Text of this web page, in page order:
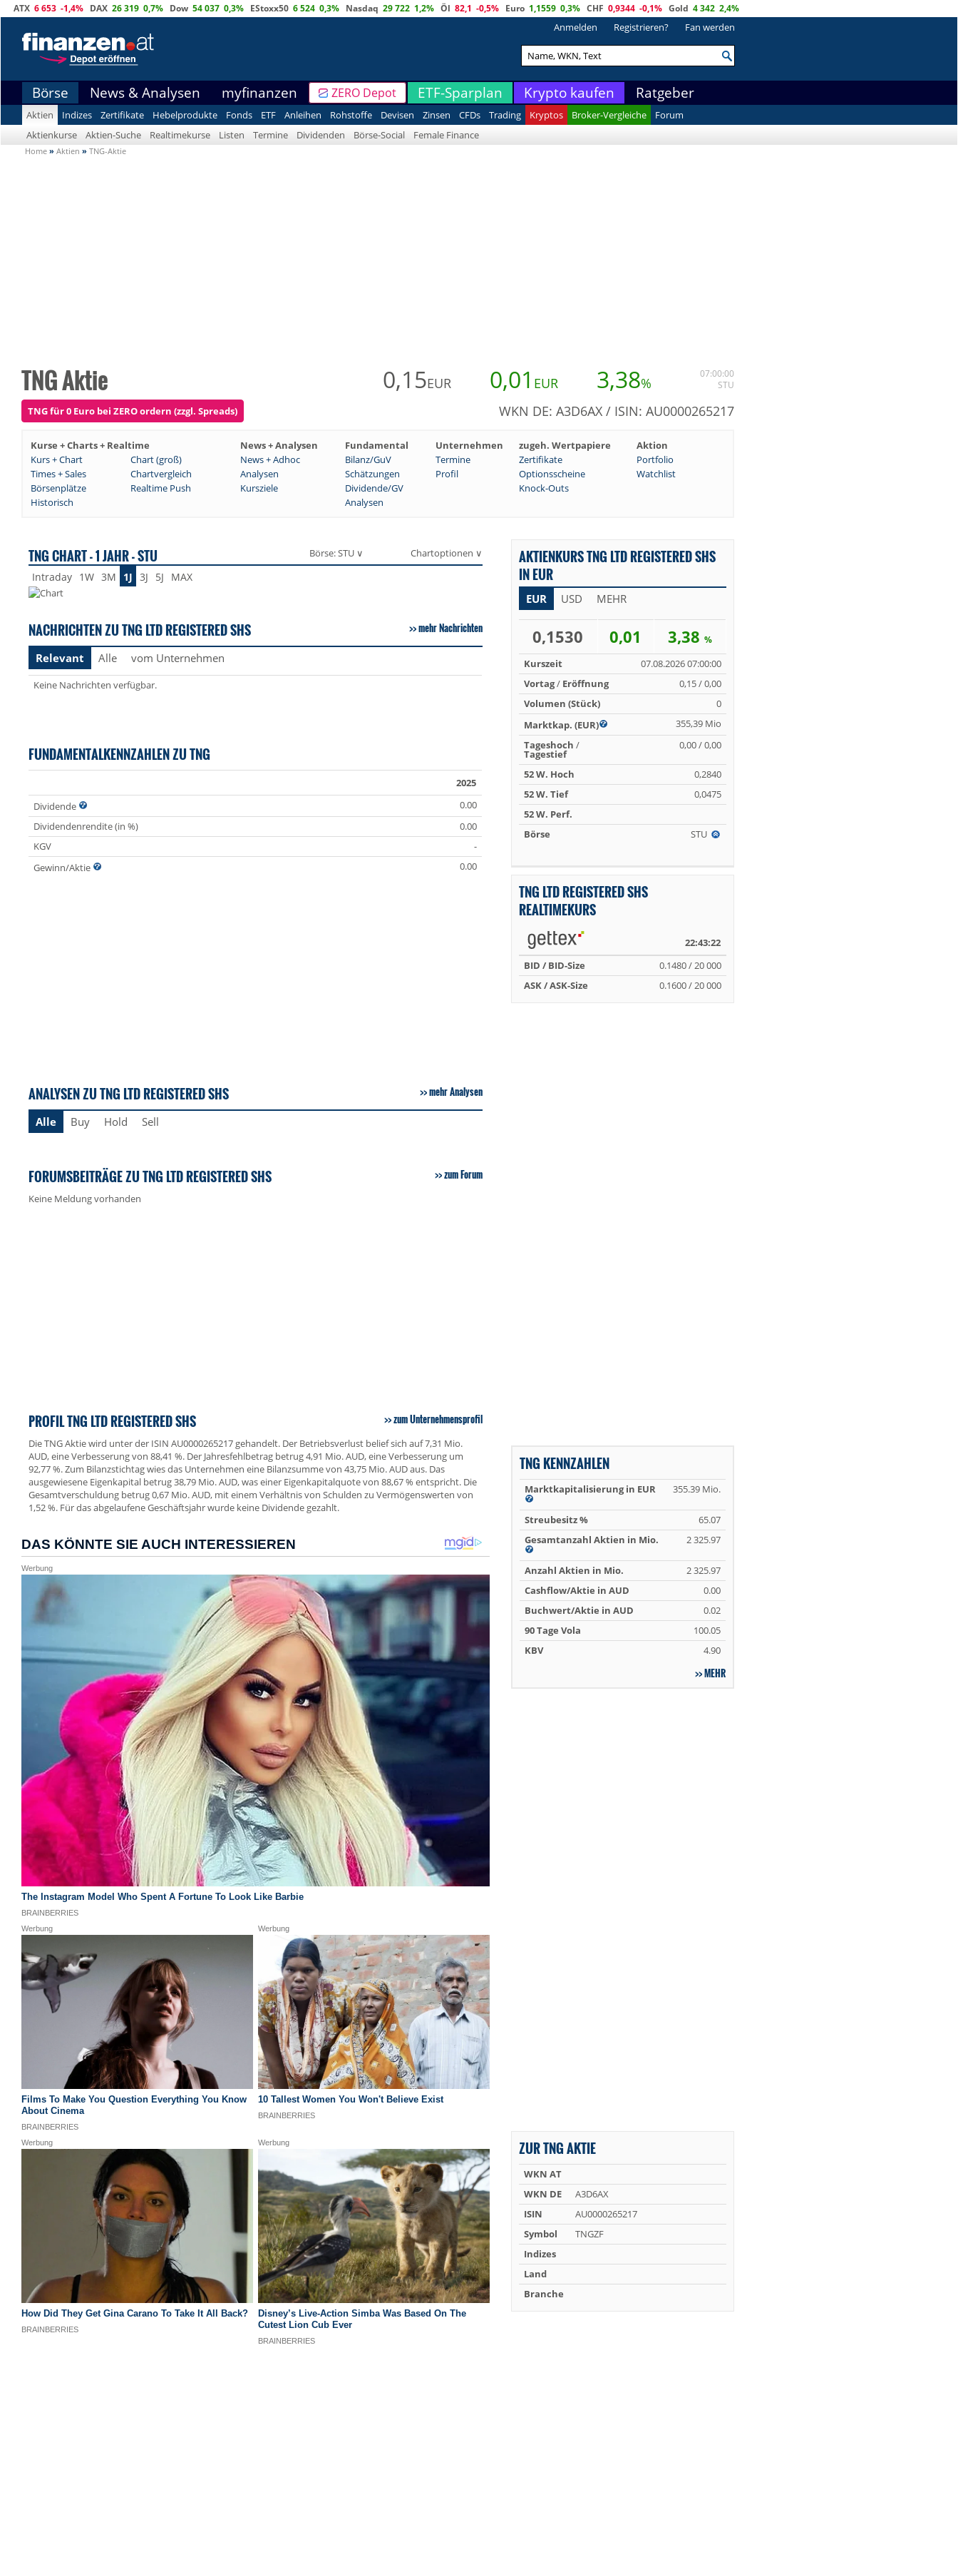
ATX 6 653 -1,4% DAX 26 319 0,7% Dow 54 037 0,3% EStoxx50 6 524 0,3% Nasdaq 29 722 1,2% Öl 82,1 -0,5% Euro 1,1559 0,3% CHF 0,9344 -0,1% Gold 4 342 2,4%
Anmelden Registrieren? Fan werden
Börse News & Analysen myfinanzen ZERO Depot ETF-Sparplan Krypto kaufen Ratgeber
Aktien Indizes Zertifikate Hebelprodukte Fonds ETF Anleihen Rohstoffe Devisen Zinsen CFDs Trading Kryptos Broker-Vergleiche
Forum
Aktienkurse
Aktien-Suche Realtimekurse Listen Termine Dividenden Börse-Social Female Finance
Home » Aktien » TNG-Aktie
TNG Aktie 0,15EUR 0,01 EUR 3,38%
07:00:00
STU
TNG für 0 Euro bei ZERO ordern (zzgl. Spreads) WKN DE: A3D6AX / ISIN: AU0000265217
Kurse + Charts + Realtime News + Analysen Fundamental Unternehmen zugeh. Wertpapiere
Aktion
Kurs + Chart
Chart (groß) News + Adhoc Bilanz/GuV Termine Zertifikate
Portfolio
Times + Sales
Chartvergleich Analysen Schätzungen Profil Optionsscheine
Watchlist
Börsenplätze
Realtime Push Kursziele Dividende/GV
Knock-Outs
Historisch
Analysen
TNG CHART - 1 JAHR - STU Börse: STU ∨ Chartoptionen ∨
Intraday 1W 3M 1J 3J 5J MAX
NACHRICHTEN ZU TNG LTD REGISTERED SHS mehr Nachrichten
Relevant Alle vom Unternehmen
Keine Nachrichten verfügbar.
FUNDAMENTALKENNZAHLEN ZU TNG
2025
Dividende
0.00
Dividendenrendite (in %)
0.00
KGV
-
Gewinn/Aktie
0.00
ANALYSEN ZU TNG LTD REGISTERED SHS mehr Analysen
Alle Buy Hold Sell
FORUMSBEITRÄGE ZU TNG LTD REGISTERED SHS zum Forum
Keine Meldung vorhanden
PROFIL TNG LTD REGISTERED SHS zum Unternehmensprofil
Die TNG Aktie wird unter der ISIN AU0000265217 gehandelt. Der Betriebsverlust belief sich auf 7,31 Mio.
AUD, eine Verbesserung von 88,41 %. Der Jahresfehlbetrag betrug 4,91 Mio. AUD, eine Verbesserung um
92,77 %. Zum Bilanzstichtag wies das Unternehmen eine Bilanzsumme von 43,75 Mio. AUD aus. Das
ausgewiesene Eigenkapital betrug 38,79 Mio. AUD, was einer Eigenkapitalquote von 88,67 % entspricht. Die
Gesamtverschuldung betrug 0,67 Mio. AUD, mit einem Verhältnis von Schulden zu Vermögenswerten von
1,52 %. Für das abgelaufene Geschäftsjahr wurde keine Dividende gezahlt.
AKTIENKURS TNG LTD REGISTERED SHS
IN EUR
EUR USD MEHR
0,1530 0,01 3,38 %
Kurszeit
07.08.2026 07:00:00
Vortag/ Eröffnung
0,15 / 0,00
Volumen (Stück)
0
Marktkap. (EUR)
355,39 Mio
Tageshoch /
Tagestief
0,00 / 0,00
52 W. Hoch
0,2840
52 W. Tief
0,0475
52 W. Perf.
Börse
STU
TNG LTD REGISTERED SHS
REALTIMEKURS
22:43:22
BID / BID-Size
0.1480 / 20 000
ASK / ASK-Size
0.1600 / 20 000
TNG KENNZAHLEN
Marktkapitalisierung in EUR 355.39 Mio.
Streubesitz %
65.07
Gesamtanzahl Aktien in Mio.
2 325.97
Anzahl Aktien in Mio.
2 325.97
Cashflow/Aktie in AUD
0.00
Buchwert/Aktie in AUD
0.02
90 Tage Vola
100.05
KBV
4.90
MEHR
ZUR TNG AKTIE
WKN AT
WKN DE
A3D6AX
ISIN
AU0000265217
Symbol
TNGZF
Indizes
Land
Branche